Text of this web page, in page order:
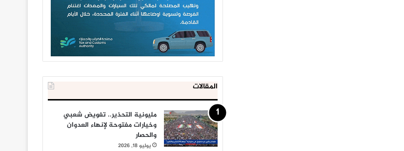
المقالات
مليونية التحذير.. تفويض شعبي
وخيارات مفتوحة لإنهاء العدوان
والحصار
يوليو 18, 2026